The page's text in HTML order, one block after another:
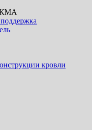
кровли